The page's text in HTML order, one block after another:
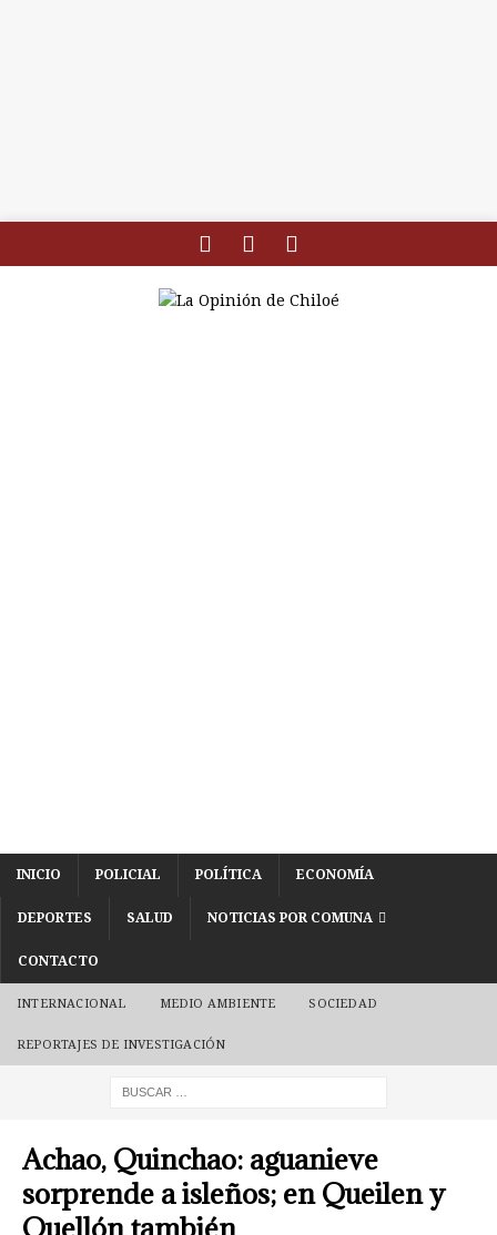
INICIO POLICIAL POLÍTICA ECONOMÍA
DEPORTES SALUD NOTICIAS POR COMUNA
CONTACTO
INTERNACIONAL MEDIO AMBIENTE SOCIEDAD
REPORTAJES DE INVESTIGACIÓN
Achao, Quinchao: aguanieve
sorprende a isleños; en Queilen y